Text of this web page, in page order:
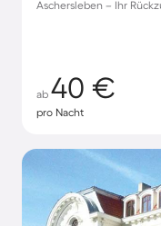
Aschersleben – Ihr
ab 40 €
pro Nacht